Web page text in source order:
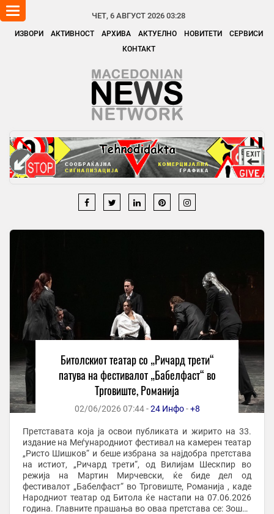
ЧЕТ, 6 АВГУСТ 2026 03:28
ИЗВОРИ АКТИВНОСТ АРХИВА АКТУЕЛНО НОВИТЕТИ
СЕРВИСИ
КОНТАКТ
Toggle
navigation
Битолскиот театар со „Ричард трети“
патува на фестивалот „Бабелфаст“ во
Трговиште, Романија
02/06/2026 07:44 -24 Инфо-+8
Претставата која ја освои публиката и жирито на 33.
издание на Меѓународниот фестивал на камерен театар
„Ристо Шишков“ и беше избрана за најдобра претстава
на истиот, „Ричард трети“, од Вилијам Шескпир во
режија на Мартин Мирчевски, ќе биде дел од
фестивалот „Бабелфаст“ во Трговиште, Романија , каде
Народниот театар од Битола ќе настапи на 07.06.2026
година. Главните прашања во оваа претстава се: Зошто